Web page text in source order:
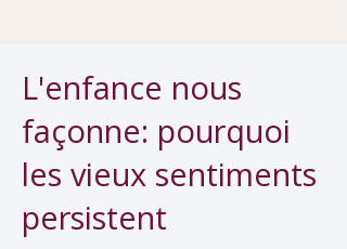
L'enfance nous
façonne: pourquoi
les vieux sentiments
persistent